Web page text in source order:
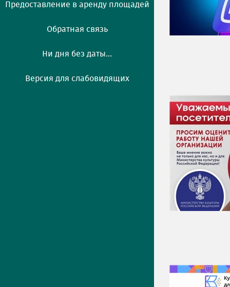
Предоставление в аренду площадей
Обратная связь
Ни дня без даты...
Версия для слабовидящих